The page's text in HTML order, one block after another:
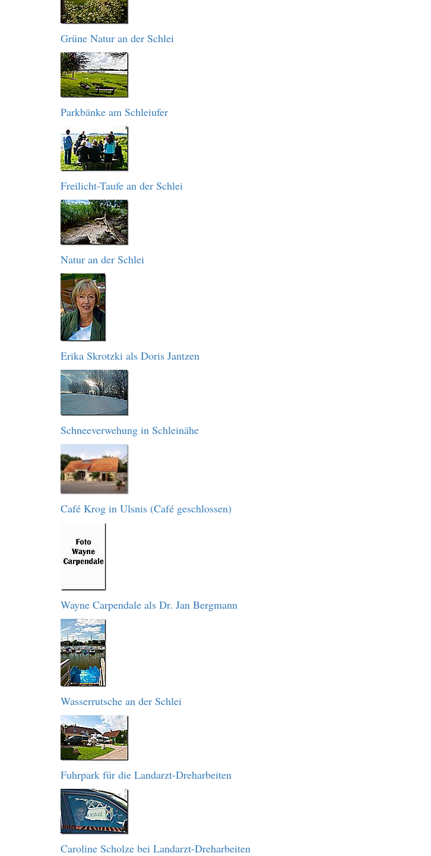
Grüne Natur an der Schlei
Parkbänke am Schleiufer
Freilicht-Taufe an der Schlei
Natur an der Schlei
Erika Skrotzki als Doris Jantzen
Schneeverwehung in Schleinähe
Café Krog in Ulsnis (Café geschlossen)
Wayne Carpendale als Dr. Jan Bergmann
Wasserrutsche an der Schlei
Fuhrpark für die Landarzt-Dreharbeiten
Caroline Scholze bei Landarzt-Dreharbeiten